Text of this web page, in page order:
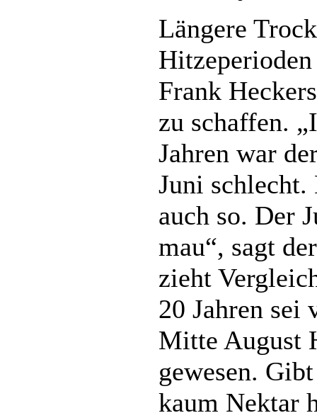
Längere
Frank
zu schaffen.
Jahren war
Juni schlecht.
auch so. Der
mau“, sagt
zieht
20 Jahren
Mitte August
gewesen.
kaum Nektar